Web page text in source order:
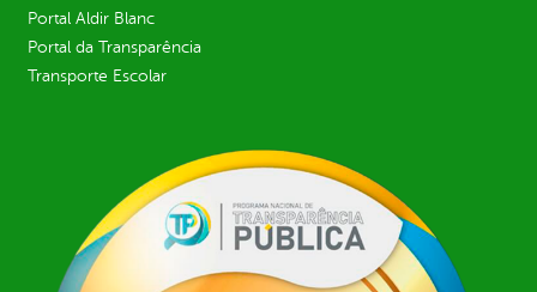
Portal Aldir Blanc
Portal da Transparência
Transporte Escolar